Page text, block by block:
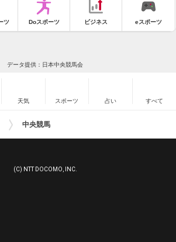
ツ Doスポーツ ビジネス eスポーツ
データ提供：日本中央競馬会
天気 スポーツ 占い すべて
中央競馬
(C) NTT DOCOMO, INC.